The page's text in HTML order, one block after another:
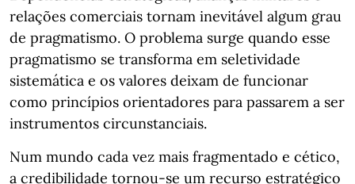
relações comerciais tornam inevitável algum grau
de pragmatismo. O problema surge quando esse
pragmatismo se transforma em seletividade
sistemática e os valores deixam de funcionar
como princípios orientadores para passarem a ser
instrumentos circunstanciais.
Num mundo cada vez mais fragmentado e cético,
a credibilidade tornou-se um recurso estratégico